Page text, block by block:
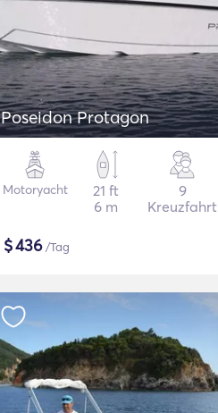
Poseidon Protagon
Motoryacht
21 ft
6 m
9
Kreuzfahrt
$436/Tag